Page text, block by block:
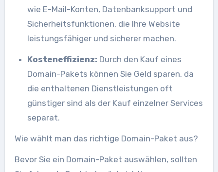
wie E-Mail-Konten, Datenbanksupport und
Sicherheitsfunktionen, die Ihre Website
leistungsfähiger und sicherer machen.
Kosteneffizienz: Durch den Kauf eines
Domain-Pakets können Sie Geld sparen, da
die enthaltenen Dienstleistungen oft
günstiger sind als der Kauf einzelner Services
separat.
Wie wählt man das richtige Domain-Paket aus?
Bevor Sie ein Domain-Paket auswählen, sollten